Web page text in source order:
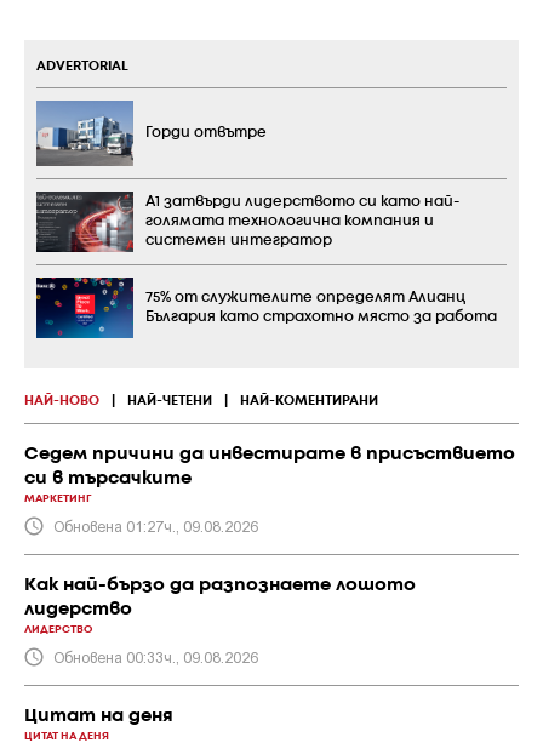
НАЙ-НОВО НАЙ-ЧЕТЕНИ НАЙ-КОМЕНТИРАНИ
Седем причини да инвестирате в присъствието
си в търсачките
МАРКЕТИНГ
Обновена 01:27ч., 09.08.2026
Как най-бързо да разпознаете лошото
лидерство
ЛИДЕРСТВО
Обновена 00:33ч., 09.08.2026
Цитат на деня
ЦИТАТ НА ДЕНЯ
ADVERTORIAL
Горди отвътре
А1 затвърди лидерството си като най-
голямата технологична компания и
системен интегратор
75% от служителите определят Алианц
България като страхотно място за работа